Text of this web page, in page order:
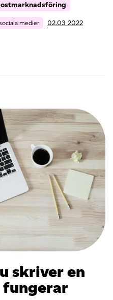
medier
02.03 2022
skriver en
fungerar